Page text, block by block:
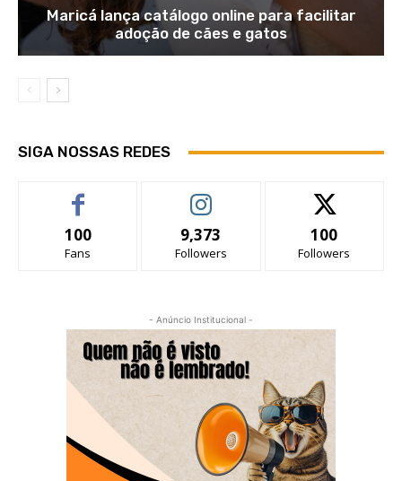
Maricá lança catálogo online para facilitar
adoção de cães e gatos
SIGA NOSSAS REDES
100
Fans
9,373
Followers
100
Followers
- Anúncio Institucional -